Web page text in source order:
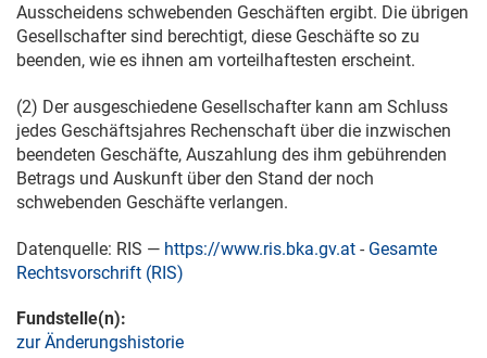
Ausscheidens schwebenden Geschäften ergibt. Die übrigen
Gesellschafter sind berechtigt, diese Geschäfte so zu
beenden, wie es ihnen am vorteilhaftesten erscheint.
(2) Der ausgeschiedene Gesellschafter kann am Schluss
jedes Geschäftsjahres Rechenschaft über die inzwischen
beendeten Geschäfte, Auszahlung des ihm gebührenden
Betrags und Auskunft über den Stand der noch
schwebenden Geschäfte verlangen.
Datenquelle: RIS — https://www.ris.bka.gv.at - Gesamte
Rechtsvorschrift (RIS)
Fundstelle(n):
zur Änderungshistorie